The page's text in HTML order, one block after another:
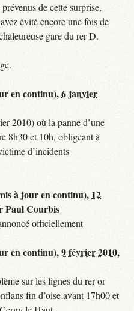
de cette surprise,
évité encore une fois de
gare du rer D.
en continu),6 janvier
2010) où la panne d’une
8h30 et 10h, obligeant à
d’incidents
à jour en continu), 12
Paul Courbis
officiellement
en continu),9 février 2010,
sur les lignes du rer or
fin d’oise avant 17h00 et